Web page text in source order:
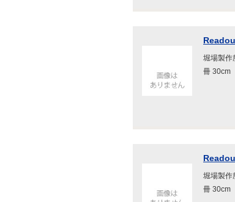
堀場製作
冊 30cm
堀場製作
冊 30cm